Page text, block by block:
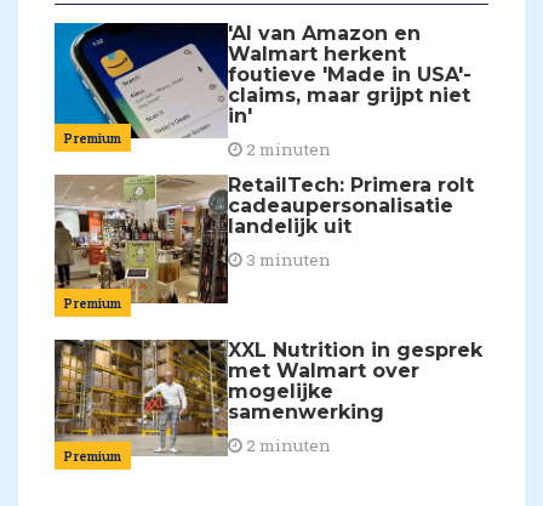
Premium
'AI van Amazon en
Walmart herkent
foutieve 'Made in USA'-
claims, maar grijpt niet
in'
2 minuten
Premium
RetailTech: Primera rolt
cadeaupersonalisatie
landelijk uit
3 minuten
Premium
XXL Nutrition in gesprek
met Walmart over
mogelijke
samenwerking
2 minuten